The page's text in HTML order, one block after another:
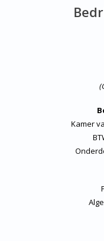
Kamer